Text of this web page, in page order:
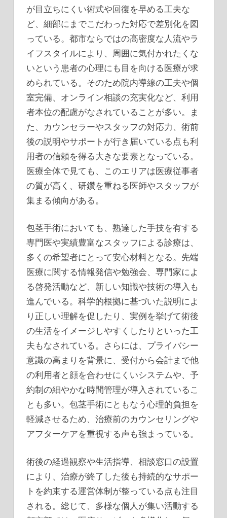
が目立ちにくい術式や回復を早める工夫な
ど、細部にまでこだわった対応で差別化を図
っている。都市ならではの高密度な人流やラ
イフスタイルにより、周囲に気付かれたくな
いという患者の心理にも目を向ける医療が求
められている。そのため院内導線の工夫や個
室完備、オンライン相談の充実化など、利用
者本位の配慮がなされていることが多い。ま
た、カウンセラーやスタッフの対応力、術前
後の説明やサポートが行き届いている点も利
用者の信頼を得る大きな要素となっている。
医療全体で見ても、このエリアは医療従事者
の質が高く、研鑽を重ねる医師やスタッフが
集まる傾向がある。
包茎手術においても、熟達した手技を有する
専門医や実績豊富なスタッフによる診療は、
多くの希望者にとって安心材料となる。先端
医療に関する情報発信や勉強会、専門家によ
る啓発活動など、新しい知識や技術の導入も
進んでいる。科学的根拠に基づいた説明によ
り正しい理解を促したり、実例を挙げて術後
の生活をイメージしやすくしたりといった工
夫もなされている。さらには、プライバシー
意識の高まりを背景に、受付から会計まで他
の利用者と顔を合わせにくいシステムや、予
約制の細やかな時間管理が導入されているこ
とも多い。包茎手術にともなう心理的負担を
軽減させるため、治療前のカウンセリングや
アフターケアを重視する声も強まっている。
術後の経過観察や生活指導、相談窓口の設置
により、治療が終了した後も持続的なサポー
トを約束する運営体制が整っている点も注目
される。総じて、多様な個人が集い活動する